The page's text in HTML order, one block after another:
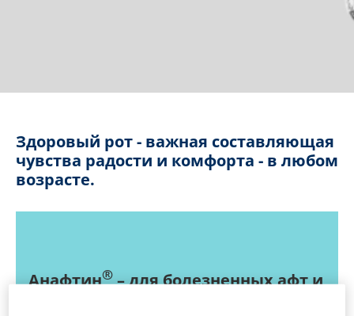
Здоровый рот - важная составляющая
чувства радости и комфорта - в любом
возрасте.
Анафтин®– для болезненных афт и